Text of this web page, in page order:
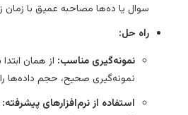
سوال یا ده‌ها مصاحبه عمیق با زمان
راه حل:
نمونه‌گیری مناسب: از همان
نمونه‌گیری صحیح، حجم داده‌ها
استفاده از نرم‌افزارهای پیشرفته: